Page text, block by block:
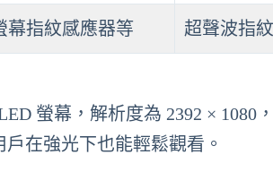
幕指紋感應器等 超聲波指
螢幕，解析度為 2392 × 1080
在強光下也能輕鬆觀看。